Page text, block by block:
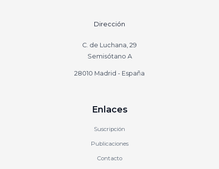
Dirección
C. de Luchana, 29
Semisótano A
28010 Madrid - España
Enlaces
Suscripción
Publicaciones
Contacto